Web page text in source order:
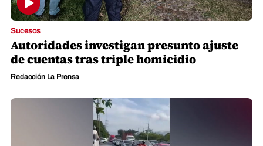
Sucesos
Autoridades investigan presunto ajuste
de cuentas tras triple homicidio
Redacción La Prensa